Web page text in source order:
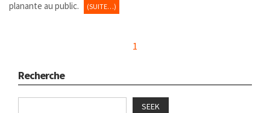
planante au public. (SUITE…)
1
Recherche
SEEK